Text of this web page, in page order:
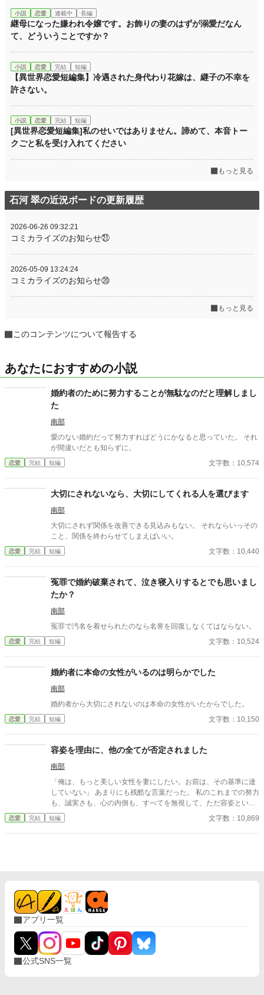
小説 恋愛 連載中 長編
継母になった嫌われ令嬢です。お飾りの妻のはずが溺愛だなん
て、どういうことですか？
小説 恋愛 完結 短編
【異世界恋愛短編集】冷遇された身代わり花嫁は、継子の不幸を
許さない。
小説 恋愛 完結 短編
[異世界恋愛短編集]私のせいではありません。諦めて、本音トー
クごと私を受け入れてください
もっと見る
石河 翠の近況ボードの更新履歴
2026-06-26 09:32:21
コミカライズのお知らせ㉑
2026-05-09 13:24:24
コミカライズのお知らせ⑳
もっと見る
このコンテンツについて報告する
あなたにおすすめの小説
婚約者のために努力することが無駄なのだと理解しまし
た
南部
愛のない婚約だって努力すればどうにかなると思っていた。 それ
が間違いだとも知らずに。
恋愛 完結 短編 文字数：10,574
大切にされないなら、大切にしてくれる人を選びます
南部
大切にされず関係を改善できる見込みもない。 それならいっその
こと、関係を終わらせてしまえばいい。
恋愛 完結 短編 文字数：10,440
冤罪で婚約破棄されて、泣き寝入りするとでも思いまし
たか？
南部
冤罪で汚名を着せられたのなら名誉を回復しなくてはならない。
恋愛 完結 短編 文字数：10,524
婚約者に本命の女性がいるのは明らかでした
南部
婚約者から大切にされないのは本命の女性がいたからでした。
恋愛 完結 短編 文字数：10,150
容姿を理由に、他の全てが否定されました
南部
「俺は、もっと美しい女性を妻にしたい。お前は、その基準に達
していない」 あまりにも残酷な言葉だった。 私のこれまでの努力
も、誠実さも、心の内側も、すべてを無視して、ただ容姿という
一点で、私の全てが否定された。
恋愛 完結 短編 文字数：10,869
アプリ一覧
公式SNS一覧